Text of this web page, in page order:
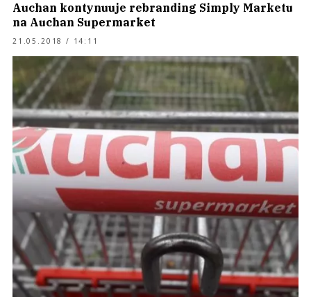
Auchan kontynuuje rebranding Simply Marketu
na Auchan Supermarket
21.05.2018 / 14:11